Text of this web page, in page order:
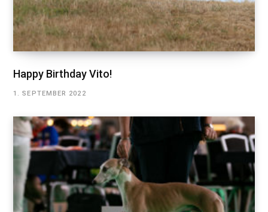
Happy Birthday Vito!
1. SEPTEMBER 2022